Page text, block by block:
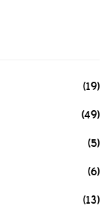
(19)
(49)
(5)
(6)
(13)